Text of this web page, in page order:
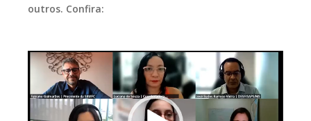
outros. Confira:
Tocador
vídeo